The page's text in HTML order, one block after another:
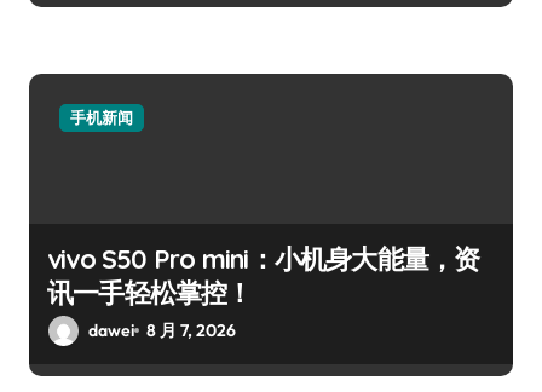
手机新闻
vivo S50 Pro mini：小机身大能量，资
讯一手轻松掌控！
dawei 8 月 7, 2026